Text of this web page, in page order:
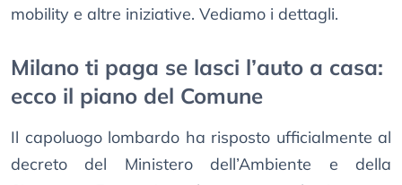
mobility e altre iniziative. Vediamo i dettagli.
Milano ti paga se lasci l’auto a casa:
ecco il piano del Comune
Il capoluogo lombardo ha risposto ufficialmente al
decreto del Ministero dell’Ambiente e della